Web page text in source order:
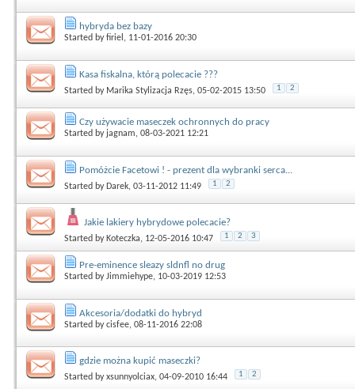
hybryda bez bazy
Started byfiriel , 11-01-2016 20:30
Kasa fiskalna, którą polecacie ???
Started by Marika Stylizacja Rzęs, 05-02-2015 13:50 1 2
Czy używacie maseczek ochronnych do pracy
Started by jagnam, 08-03-2021 12:21
Pomóżcie Facetowi ! - prezent dla wybranki serca...
Started by Darek, 03-11-2012 11:49 1 2
Jakie lakiery hybrydowe polecacie?
Started by Koteczka, 12-05-2016 10:47 1 2 3
Pre-eminence sleazy sldnfl no drug
Started byJimmiehype, 10-03-2019 12:53
Akcesoria/dodatki do hybryd
Started bycisfee, 08-11-2016 22:08
gdzie można kupić maseczki?
Started byxsunnyolciax, 04-09-2010 16:44 1 2